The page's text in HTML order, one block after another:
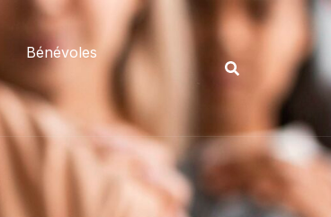
Bénévoles